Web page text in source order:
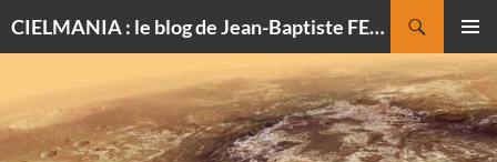
CIELMANIA : le blog de Jean-Baptiste FELDMANN, photographe du ciel
MENU